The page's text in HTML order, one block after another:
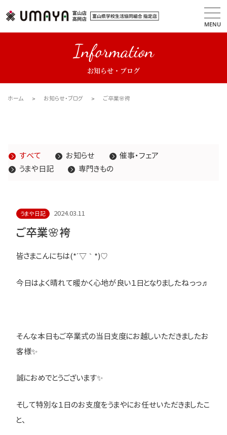
MENU
Information
お知らせ・ブログ
ホーム お知らせ・ブログ ご卒業🌸袴
すべて お知らせ
催事・フェア
うまや日記
専門きもの
うまや日記 2024.03.11
ご卒業🌸袴
皆さまこんにちは(*´▽｀*)♡
今日はよく晴れて暖かく心地が良い１日となりましたねっっ♬
そんな本日もご卒業式の当日支度にお越しいただきましたお
客様✨
誠におめでとうございます✨
そして特別な１日のお支度をうまやにお任せいただきましたこ
と、